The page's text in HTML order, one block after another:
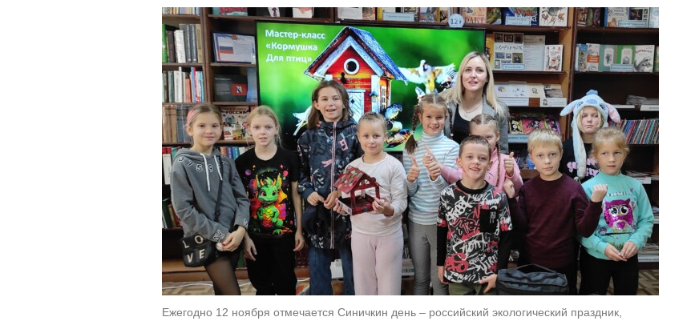
Ежегодно 12 ноября отмечается Синичкин день – российский экологический праздник,